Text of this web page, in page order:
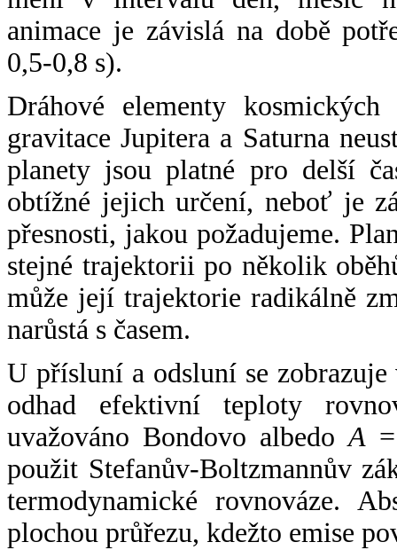
animace je závislá na době
0,5-0,8 s).
Dráhové elementy
gravitace Jupitera a Saturna
planety jsou platné pro delší
obtížné jejich určení, neboť je
přesnosti, jakou požadujeme.
stejné trajektorii po několik
může její trajektorie radikálně
narůstá s časem.
U přísluní a odsluní se
odhad efektivní teploty
uvažováno Bondovo albedoA
použit Stefanův-Boltzmannův
termodynamické rovnováze.
plochou průřezu, kdežto emise